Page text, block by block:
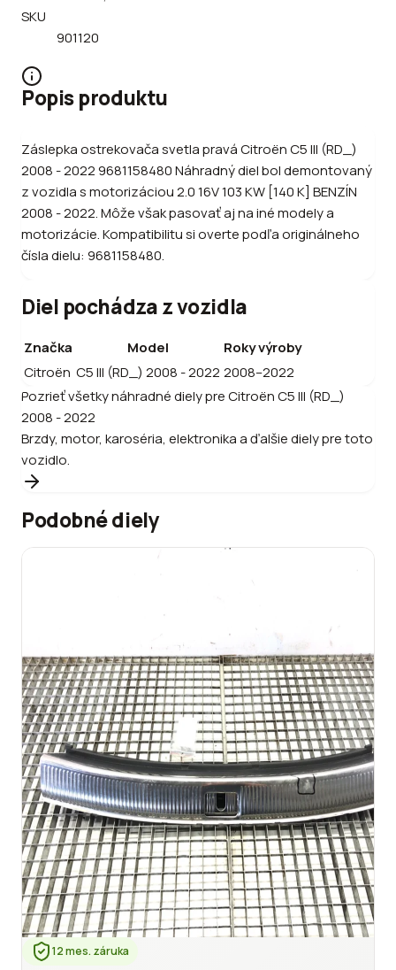
SKU
901120
Popis produktu
Záslepka ostrekovača svetla pravá Citroën C5 III (RD_)
2008 - 2022 9681158480 Náhradný diel bol demontovaný
z vozidla s motorizáciou 2.0 16V 103 KW [140 K] BENZÍN
2008 - 2022. Môže však pasovať aj na iné modely a
motorizácie. Kompatibilitu si overte podľa originálneho
čísla dielu: 9681158480.
Diel pochádza z vozidla
Značka Model
Roky výroby
Citroën C5 III (RD_) 2008 - 2022 2008–2022
Pozrieť všetky náhradné diely preCitroënC5 III (RD_)
2008 - 2022
Brzdy, motor, karoséria, elektronika a ďalšie diely pre toto
vozidlo.
Podobné diely
12 mes. záruka